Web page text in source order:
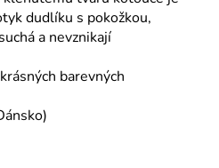
dudlíku s pokožkou,
a nevznikají
barevných